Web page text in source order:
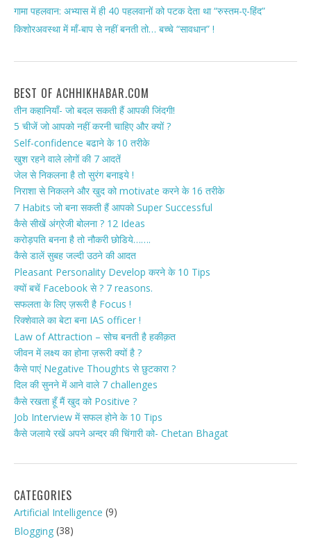
गामा पहलवान: अभ्यास में ही 40 पहलवानों को पटक देता था “रुस्तम-ए-हिंद”
किशोरअवस्था में माँ-बाप से नहीं बनती तो… बच्चे “सावधान” !
BEST OF ACHHIKHABAR.COM
तीन कहानियाँ- जो बदल सकती हैं आपकी जिंदगी!
5 चीजें जो आपको नहीं करनी चाहिए और क्यों ?
Self-confidence बढाने के 10 तरीके
खुश रहने वाले लोगों की 7 आदतें
जेल से निकलना है तो सुरंग बनाइये !
निराशा से निकलने और खुद को motivate करने के 16 तरीके
7 Habits जो बना सकती हैं आपको Super Successful
कैसे सीखें अंग्रेजी बोलना ? 12 Ideas
करोड़पति बनना है तो नौकरी छोडिये…….
कैसे डालें सुबह जल्दी उठने की आदत
Pleasant Personality Develop करने के 10 Tips
क्यों बचें Facebook से ? 7 reasons.
सफलता के लिए ज़रूरी है Focus !
रिक्शेवाले का बेटा बना IAS officer !
Law of Attraction – सोच बनती है हकीक़त
जीवन में लक्ष्य का होना ज़रूरी क्यों है ?
कैसे पाएं Negative Thoughts से छुटकारा ?
दिल की सुनने में आने वाले 7 challenges
कैसे रखता हूँ मैं खुद को Positive ?
Job Interview में सफल होने के 10 Tips
कैसे जलाये रखें अपने अन्दर की चिंगारी को- Chetan Bhagat
CATEGORIES
Artificial Intelligence (9)
Blogging (38)